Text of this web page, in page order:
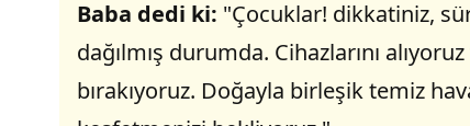
Baba dedi ki: "Çocuklar! dikkatiniz,
dağılmış durumda. Cihazlarını
bırakıyoruz. Doğayla birleşik temiz